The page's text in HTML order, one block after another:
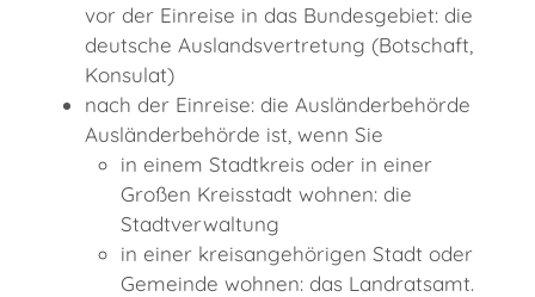
vor der Einreise in das Bundesgebiet: die
deutsche Auslandsvertretung (Botschaft,
Konsulat)
nach der Einreise: die Ausländerbehörde
Ausländerbehörde ist, wenn Sie
in einem Stadtkreis oder in einer
Großen Kreisstadt wohnen: die
Stadtverwaltung
in einer kreisangehörigen Stadt oder
Gemeinde wohnen: das Landratsamt.